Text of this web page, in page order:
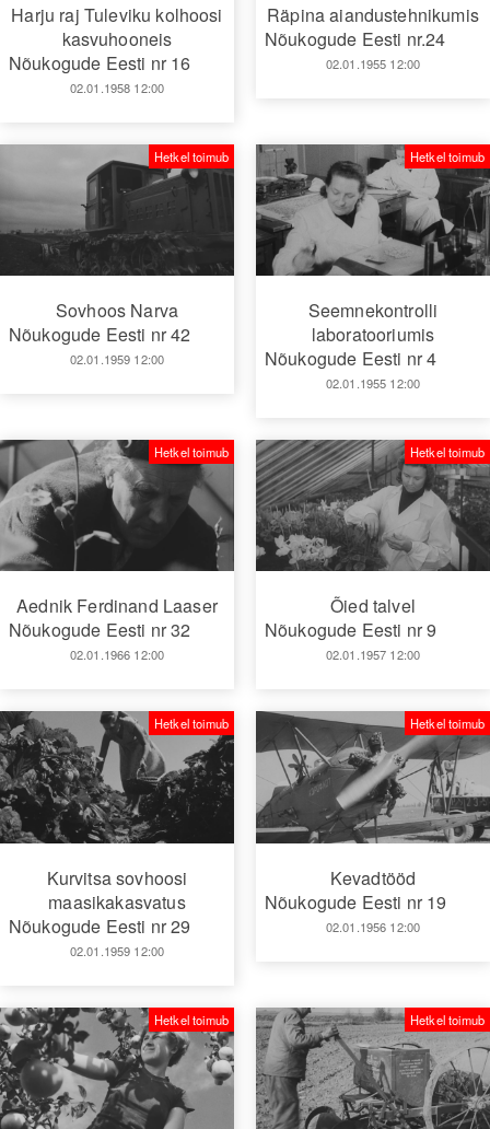
Harju raj Tuleviku kolhoosi
kasvuhooneis
Nõukogude Eesti nr 16
02.01.1958 12:00
Räpina aiandustehnikumis
Nõukogude Eesti nr.24
02.01.1955 12:00
Sovhoos Narva
Nõukogude Eesti nr 42
02.01.1959 12:00
Hetkel toimub
Seemnekontrolli
laboratooriumis
Nõukogude Eesti nr 4
02.01.1955 12:00
Hetkel toimub
Aednik Ferdinand Laaser
Nõukogude Eesti nr 32
02.01.1966 12:00
Hetkel toimub
Õied talvel
Nõukogude Eesti nr 9
02.01.1957 12:00
Hetkel toimub
Kurvitsa sovhoosi
maasikakasvatus
Nõukogude Eesti nr 29
02.01.1959 12:00
Hetkel toimub
Kevadtööd
Nõukogude Eesti nr 19
02.01.1956 12:00
Hetkel toimub
Hetkel toimub Hetkel toimub